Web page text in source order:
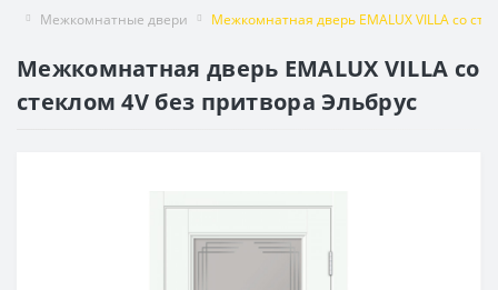
Межкомнатные двери Межкомнатная дверь EMALUX VILLA со
Межкомнатная дверь EMALUX VILLA со
стеклом 4V без притвора Эльбрус